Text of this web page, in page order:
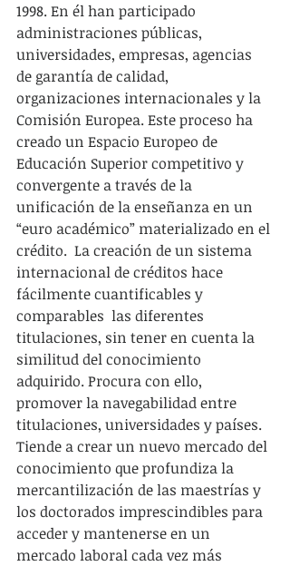
1998. En él han participado
administraciones públicas,
universidades, empresas, agencias
de garantía de calidad,
organizaciones internacionales y la
Comisión Europea. Este proceso ha
creado un Espacio Europeo de
Educación Superior competitivo y
convergente a través de la
unificación de la enseñanza en un
“euro académico” materializado en el
crédito.  La creación de un sistema
internacional de créditos hace
fácilmente cuantificables y
comparables  las diferentes
titulaciones, sin tener en cuenta la
similitud del conocimiento
adquirido. Procura con ello,
promover la navegabilidad entre
titulaciones, universidades y países.
Tiende a crear un nuevo mercado del
conocimiento que profundiza la
mercantilización de las maestrías y
los doctorados imprescindibles para
acceder y mantenerse en un
mercado laboral cada vez más